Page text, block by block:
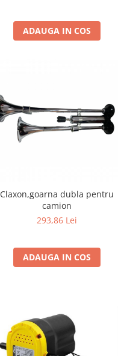
ADAUGA IN COS
Claxon,goarna dubla pentru
camion
293,86 Lei
ADAUGA IN COS